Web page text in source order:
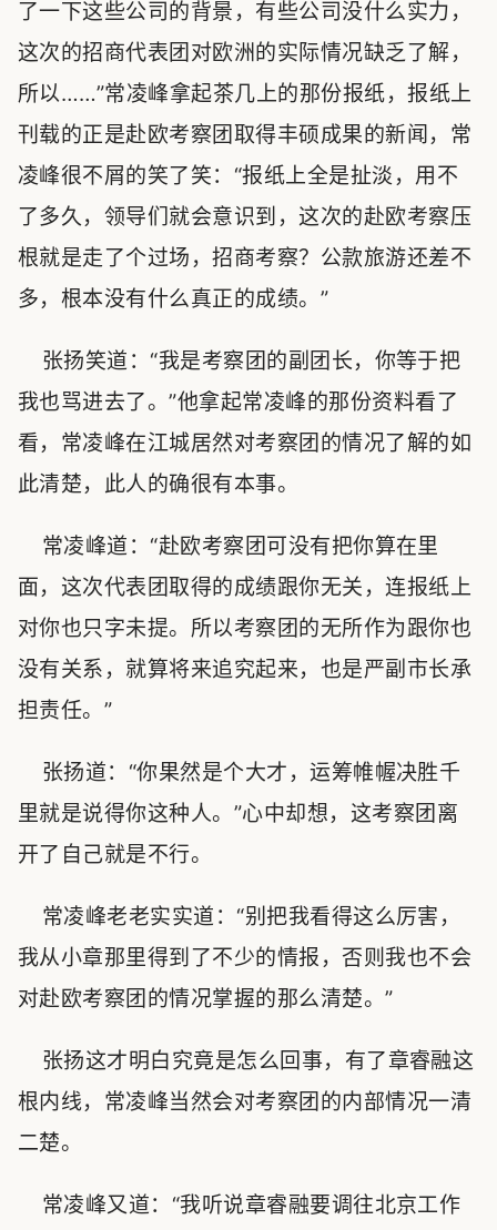
了一下这些公司的背景，有些公司没什么实力，
这次的招商代表团对欧洲的实际情况缺乏了解，
所以……”常凌峰拿起茶几上的那份报纸，报纸上
刊载的正是赴欧考察团取得丰硕成果的新闻，常
凌峰很不屑的笑了笑：“报纸上全是扯淡，用不
了多久，领导们就会意识到，这次的赴欧考察压
根就是走了个过场，招商考察？公款旅游还差不
多，根本没有什么真正的成绩。”
张扬笑道：“我是考察团的副团长，你等于把
我也骂进去了。”他拿起常凌峰的那份资料看了
看，常凌峰在江城居然对考察团的情况了解的如
此清楚，此人的确很有本事。
常凌峰道：“赴欧考察团可没有把你算在里
面，这次代表团取得的成绩跟你无关，连报纸上
对你也只字未提。所以考察团的无所作为跟你也
没有关系，就算将来追究起来，也是严副市长承
担责任。”
张扬道：“你果然是个大才，运筹帷幄决胜千
里就是说得你这种人。”心中却想，这考察团离
开了自己就是不行。
常凌峰老老实实道：“别把我看得这么厉害，
我从小章那里得到了不少的情报，否则我也不会
对赴欧考察团的情况掌握的那么清楚。”
张扬这才明白究竟是怎么回事，有了章睿融这
根内线，常凌峰当然会对考察团的内部情况一清
二楚。
常凌峰又道：“我听说章睿融要调往北京工作